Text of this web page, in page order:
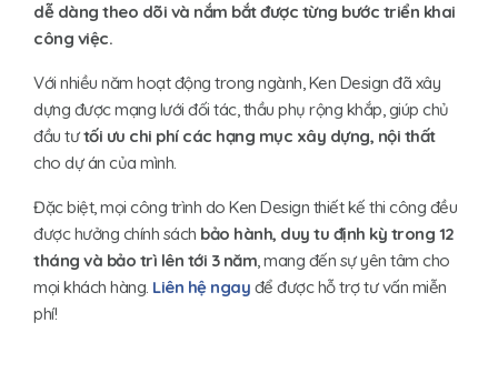
dễ dàng theo dõi và nắm bắt được từng bước triển khai
công việc.
Với nhiều năm hoạt động trong ngành, Ken Design đã xây
dựng được mạng lưới đối tác, thầu phụ rộng khắp, giúp chủ
đầu tưtối ưu chi phí các hạng mục xây dựng, nội thất
cho dự án của mình.
Đặc biệt, mọi công trình do Ken Design thiết kế thi công đều
được hưởng chính sách bảo hành, duy tu định kỳ trong 12
tháng và bảo trì lên tới 3 năm, mang đến sự yên tâm cho
mọi khách hàng. Liên hệ ngay để được hỗ trợ tư vấn miễn
phí!